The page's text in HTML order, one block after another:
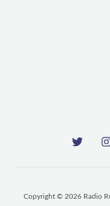
Copyright © 2026 Radio